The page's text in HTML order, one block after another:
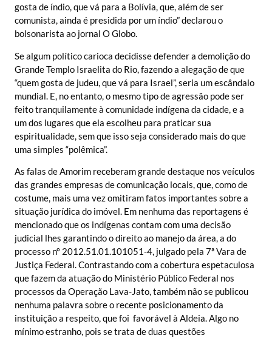
gosta de índio, que vá para a Bolívia, que, além de ser
comunista, ainda é presidida por um índio” declarou o
bolsonarista ao jornal O Globo.
Se algum político carioca decidisse defender a demolição do
Grande Templo Israelita do Rio, fazendo a alegação de que
“quem gosta de judeu, que vá para Israel”, seria um escândalo
mundial. E, no entanto, o mesmo tipo de agressão pode ser
feito tranquilamente à comunidade indígena da cidade, e a
um dos lugares que ela escolheu para praticar sua
espiritualidade, sem que isso seja considerado mais do que
uma simples “polêmica”.
As falas de Amorim receberam grande destaque nos veículos
das grandes empresas de comunicação locais, que, como de
costume, mais uma vez omitiram fatos importantes sobre a
situação jurídica do imóvel. Em nenhuma das reportagens é
mencionado que os indígenas contam com uma decisão
judicial lhes garantindo o direito ao manejo da área, a do
processo nº 2012.51.01.101051-4, julgado pela 7ª Vara de
Justiça Federal. Contrastando com a cobertura espetaculosa
que fazem da atuação do Ministério Público Federal nos
processos da Operação Lava-Jato, também não se publicou
nenhuma palavra sobre o recente posicionamento da
instituição a respeito, que foi favorável à Aldeia. Algo no
mínimo estranho, pois se trata de duas questões